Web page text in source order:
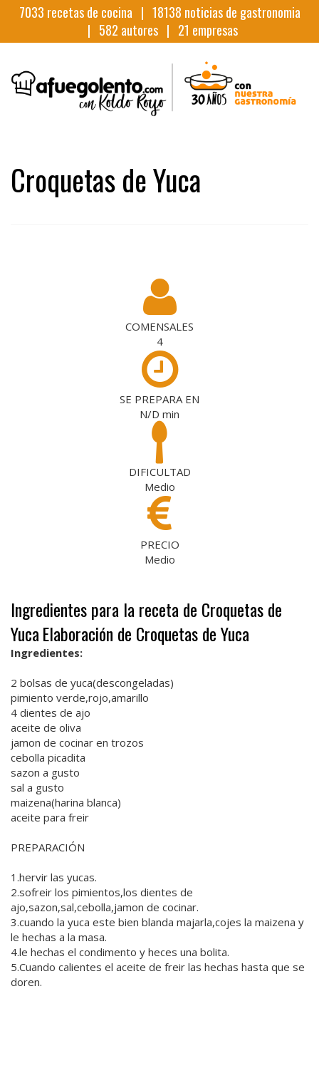
7033 recetas de cocina | 18138 noticias de gastronomia
| 582 autores | 21 empresas
Croquetas de Yuca
COMENSALES
4
SE PREPARA EN
N/D min
DIFICULTAD
Medio
PRECIO
Medio
Ingredientes para la receta de Croquetas de
YucaElaboración de Croquetas de Yuca
Ingredientes:
2 bolsas de yuca(descongeladas)
pimiento verde,rojo,amarillo
4 dientes de ajo
aceite de oliva
jamon de cocinar en trozos
cebolla picadita
sazon a gusto
sal a gusto
maizena(harina blanca)
aceite para freir
PREPARACIÓN
1.hervir las yucas.
2.sofreir los pimientos,los dientes de
ajo,sazon,sal,cebolla,jamon de cocinar.
3.cuando la yuca este bien blanda majarla,cojes la maizena y
le hechas a la masa.
4.le hechas el condimento y heces una bolita.
5.Cuando calientes el aceite de freir las hechas hasta que se
doren.